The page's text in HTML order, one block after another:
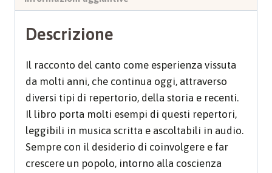
Don
quantità
Descrizione
Il racconto del canto come esperienza vissuta
da molti anni, che continua oggi, attraverso
diversi tipi di repertorio, della storia e recenti.
Il libro porta molti esempi di questi repertori,
leggibili in musica scritta e ascoltabili in audio.
Sempre con il desiderio di coinvolgere e far
crescere un popolo, intorno alla coscienza